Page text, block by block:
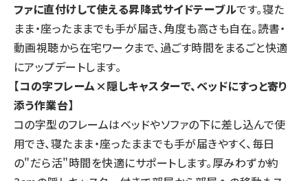
ファに直付けして使える昇降式サイドテーブルです。寝た
まま・座ったままでも手が届き、角度も高さも自在。読書・
動画視聴から在宅ワークまで、過ごす時間をまるごと快適
にアップデートします。
【コの字フレーム×隠しキャスターで、ベッドにすっと寄り
添う作業台】
コの字型のフレームはベッドやソファの下に差し込んで使
用でき、寝たまま・座ったままでも手が届きやすく、毎日
の"だら活"時間を快適にサポートします。厚みわずか約